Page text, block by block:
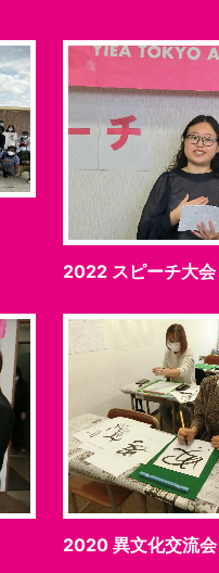
2022 スピーチ大会
2020 異文化交流会